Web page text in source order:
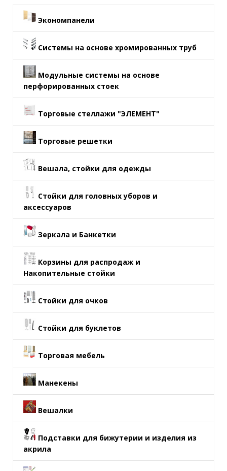
Экономпанели
Системы на основе хромированных труб
Модульные системы на основе
перфорированных стоек
Торговые стеллажи "ЭЛЕМЕНТ"
Торговые решетки
Вешала, стойки для одежды
Стойки для головных уборов и
аксессуаров
Зеркала и Банкетки
Корзины для распродаж и
Накопительные стойки
Стойки для очков
Стойки для буклетов
Торговая мебель
Манекены
Вешалки
Подставки для бижутерии и изделия из
акрила